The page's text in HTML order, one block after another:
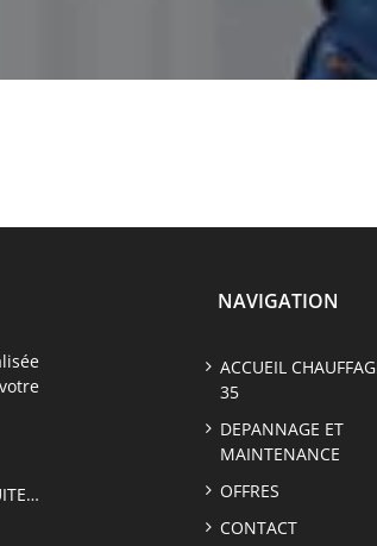
NAVIGATION
ACCUEIL
35
DEPANNAGE ET
MAINTENANCE
OFFRES
CONTACT